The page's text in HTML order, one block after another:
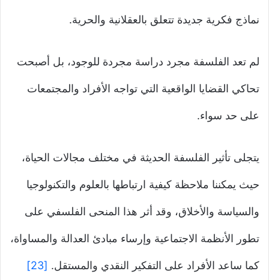
نماذج فكرية جديدة تتعلق بالعقلانية والحرية.
لم تعد الفلسفة مجرد دراسة مجردة للوجود، بل أصبحت
تحاكي القضايا الواقعية التي تواجه الأفراد والمجتمعات
على حد سواء.
يتجلى تأثير الفلسفة الحديثة في مختلف مجالات الحياة،
حيث يمكننا ملاحظة كيفية ارتباطها بالعلوم والتكنولوجيا
والسياسة والأخلاق، وقد أثر هذا المنحى الفلسفي على
تطور الأنظمة الاجتماعية وإرساء مبادئ العدالة والمساواة،
كما ساعد الأفراد على التفكير النقدي والمستقل. [23]